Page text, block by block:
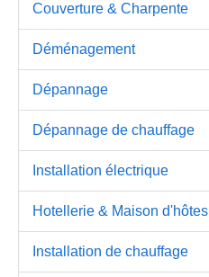
Couverture & Charpente
Déménagement
Dépannage
Dépannage de chauffage
Installation électrique
Hotellerie & Maison d'hôtes
Installation de chauffage